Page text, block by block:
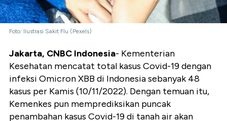
Foto: Ilustrasi Sakit Flu (Pexels)
Jakarta, CNBC Indonesia- Kementerian
Kesehatan mencatat total kasus Covid-19 dengan
infeksi Omicron XBB di Indonesia sebanyak 48
kasus per Kamis (10/11/2022). Dengan temuan itu,
Kemenkes pun memprediksikan puncak
penambahan kasus Covid-19 di tanah air akan